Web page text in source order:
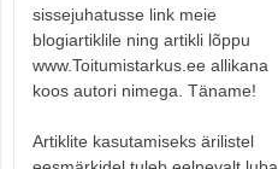
sissejuhatusse link meie
blogiartiklile ning artikli lõppu
www.Toitumistarkus.ee allikana
koos autori nimega. Täname!
Artiklite kasutamiseks ärilistel